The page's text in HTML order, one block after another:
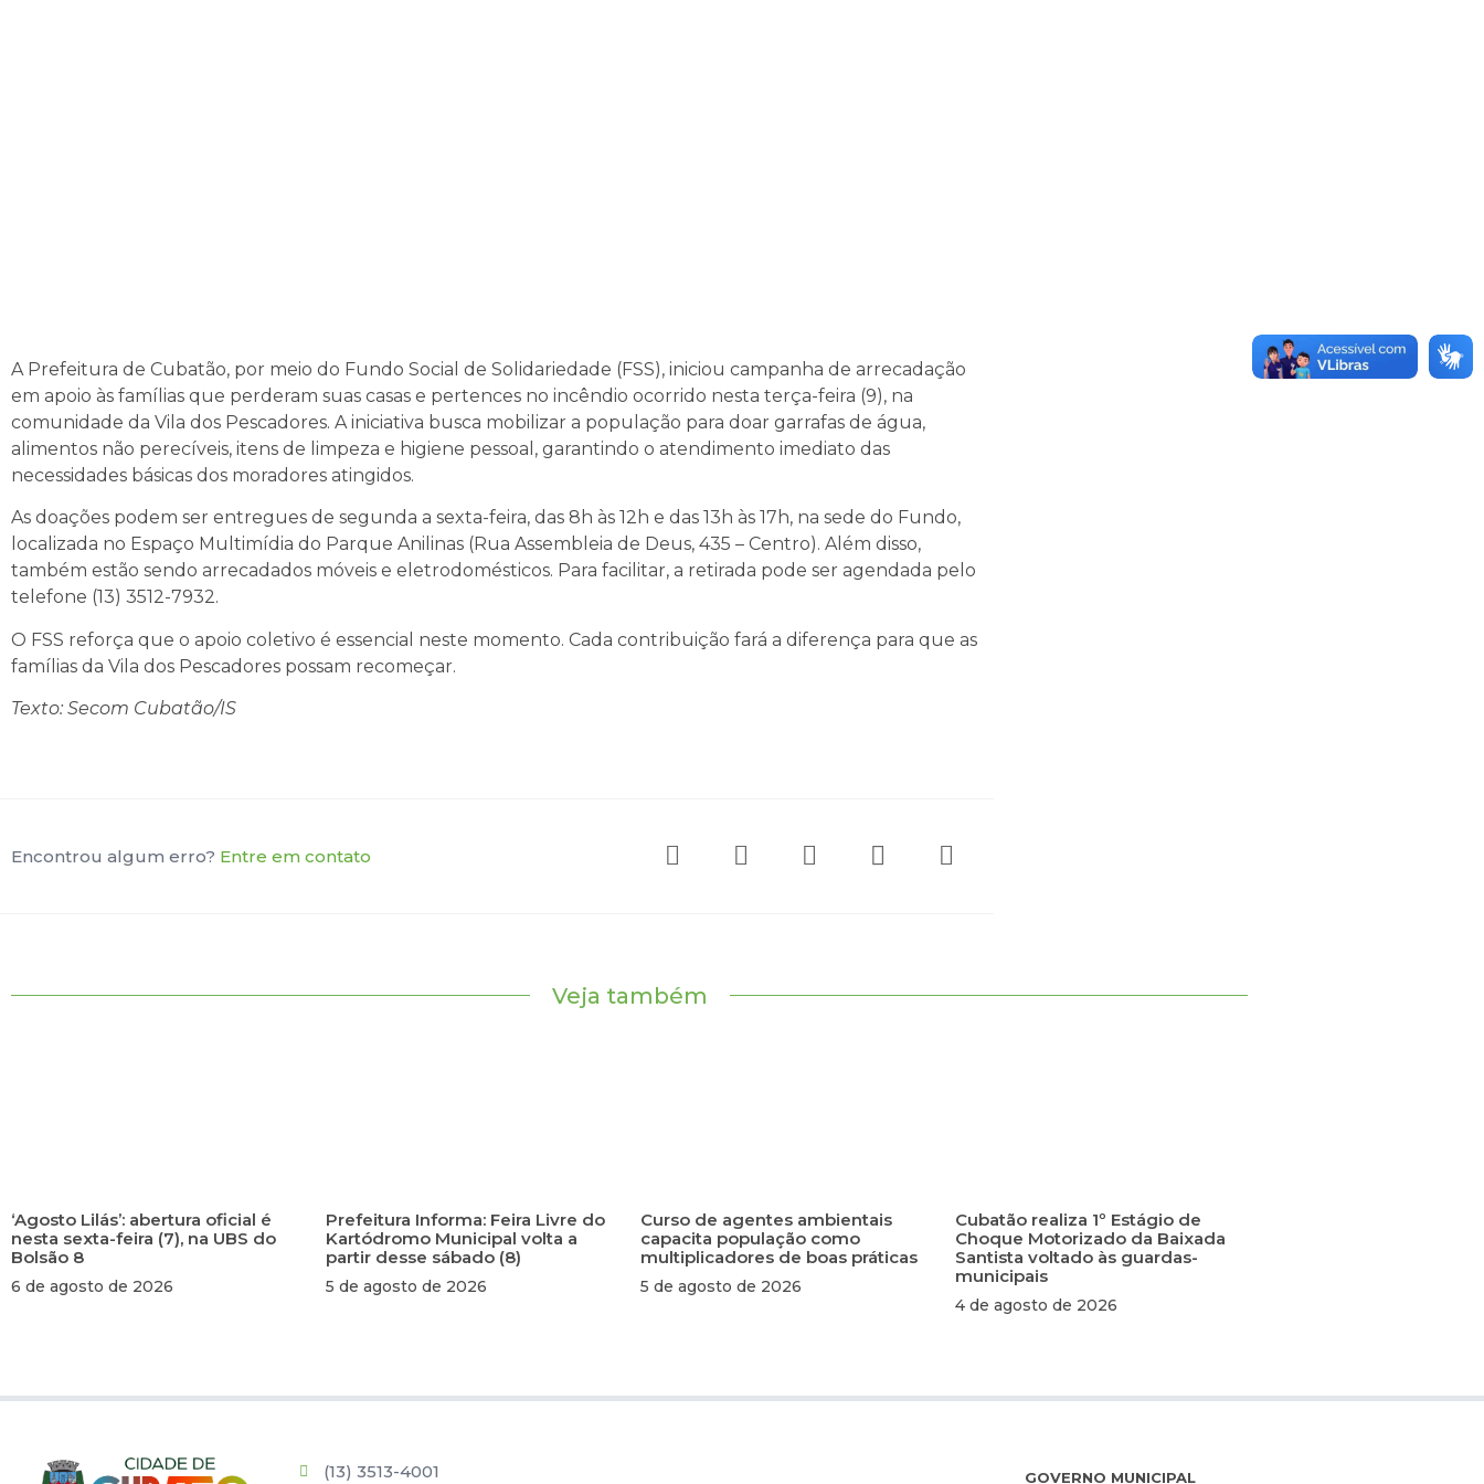
A Prefeitura de Cubatão, por meio do Fundo Social de Solidariedade (FSS), iniciou campanha de arrecadação
em apoio às famílias que perderam suas casas e pertences no incêndio ocorrido nesta terça-feira (9), na
comunidade da Vila dos Pescadores. A iniciativa busca mobilizar a população para doar garrafas de água,
alimentos não perecíveis, itens de limpeza e higiene pessoal, garantindo o atendimento imediato das
necessidades básicas dos moradores atingidos.
As doações podem ser entregues de segunda a sexta-feira, das 8h às 12h e das 13h às 17h, na sede do Fundo,
localizada no Espaço Multimídia do Parque Anilinas (Rua Assembleia de Deus, 435 – Centro). Além disso,
também estão sendo arrecadados móveis e eletrodomésticos. Para facilitar, a retirada pode ser agendada pelo
telefone (13) 3512-7932.
O FSS reforça que o apoio coletivo é essencial neste momento. Cada contribuição fará a diferença para que as
famílias da Vila dos Pescadores possam recomeçar.
Texto: Secom Cubatão/IS
Encontrou algum erro? Entre em contato
Veja também
‘Agosto Lilás’: abertura oficial é
nesta sexta-feira (7), na UBS do
Bolsão 8
6 de agosto de 2026
Prefeitura Informa: Feira Livre do
Kartódromo Municipal volta a
partir desse sábado (8)
5 de agosto de 2026
Curso de agentes ambientais
capacita população como
multiplicadores de boas práticas
5 de agosto de 2026
Cubatão realiza 1º Estágio de
Choque Motorizado da Baixada
Santista voltado às guardas-
municipais
4 de agosto de 2026
(13) 3513-4001 GOVERNO MUNICIPAL